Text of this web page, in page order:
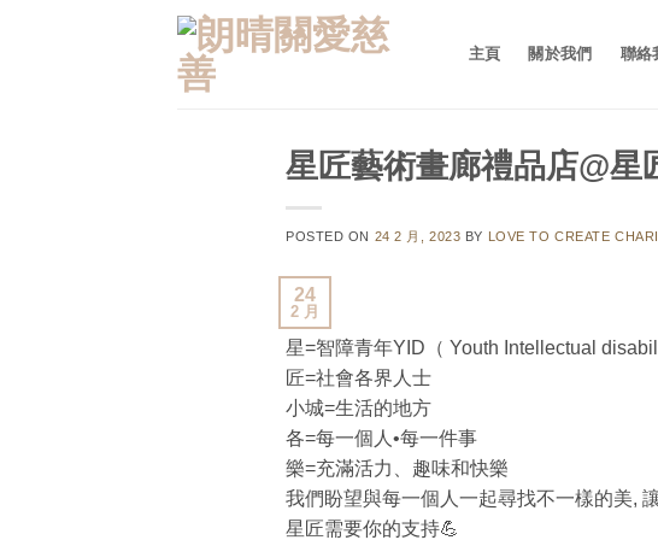
主頁 關於我們 聯絡
星匠藝術畫廊禮品店@
POSTED ON 24 2 月, 2023 BY LOVE TO CREATE
24
2 月
星=智障青年YID（ Youth Intellectual
匠=社會各界人士
小城=生活的地方
各=每一個人•每一件事
樂=充滿活力、趣味和快樂
我們盼望與每一個人一起尋找不一樣的美,
星匠需要你的支持💪